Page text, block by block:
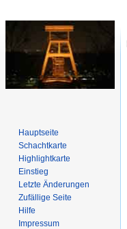
Hauptseite
Schachtkarte
Highlightkarte
Einstieg
Letzte Änderungen
Zufällige Seite
Hilfe
Impressum